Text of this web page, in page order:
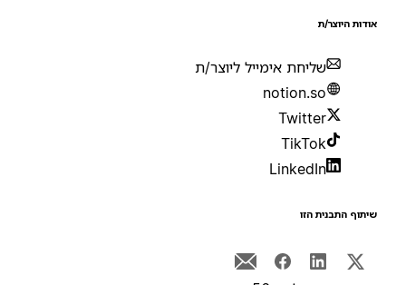
היוצר/ת
שליחת אימייל ליוצר/ת
notion.so
Twitter
TikTok
LinkedIn
התבנית הזו